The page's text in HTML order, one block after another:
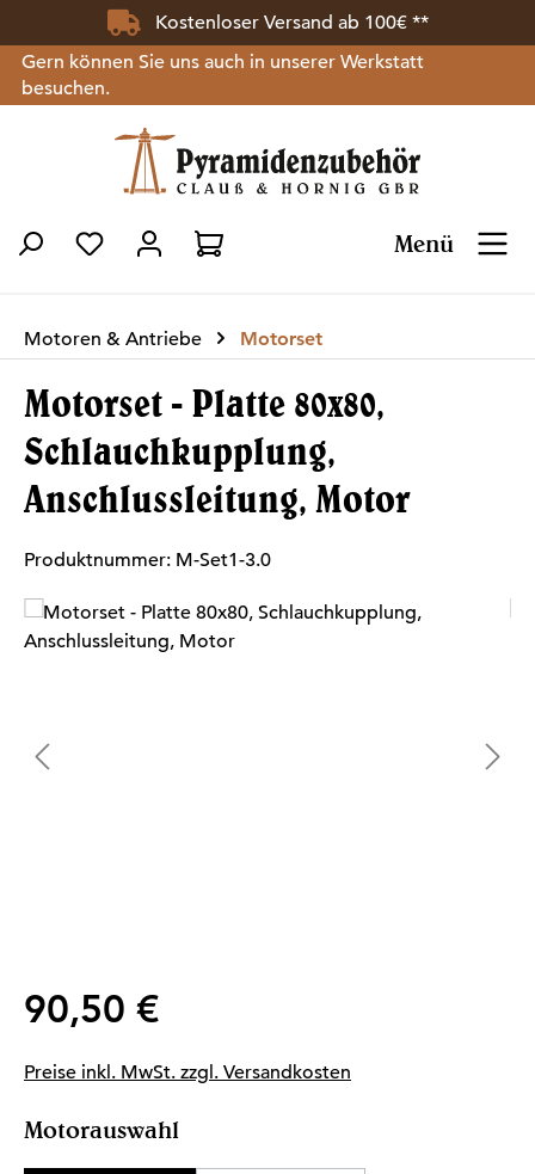
Zum Hauptinhalt springenKostenloser Versand ab 100€ **
Gern können Sie uns auch in unserer Werkstatt
besuchen.
Menü
Du hast 0 Produkte auf dem Merkzettel
Motoren & Antriebe Motorset
Motorset - Platte 80x80,
Schlauchkupplung,
Anschlussleitung, Motor
Produktnummer: M-Set1-3.0
Bildergalerie überspringen
Regulärer Preis:
90,50 €
Preise inkl. MwSt. zzgl. Versandkosten
Motorauswahlauswählen